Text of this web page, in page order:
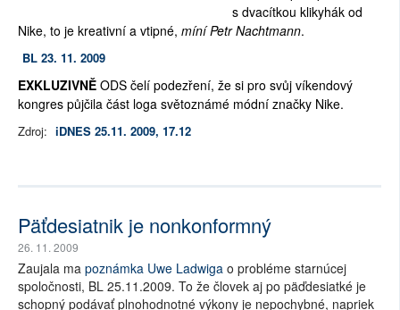
s dvacítkou klikyhák od
Nike, to je kreativní a vtipné, míní Petr Nachtmann.
BL 23. 11. 2009
EXKLUZIVNĚ ODS čelí podezření, že si pro svůj víkendový
kongres půjčila část loga světoznámé módní značky Nike.
Zdroj: iDNES 25.11. 2009, 17.12
Päťdesiatnik je nonkonformný
26. 11. 2009
Zaujala ma poznámka Uwe Ladwiga o probléme starnúcej
spoločnosti, BL 25.11.2009. To že človek aj po päďdesiatké je
schopný podávať plnohodnotné výkony je nepochybné, napriek